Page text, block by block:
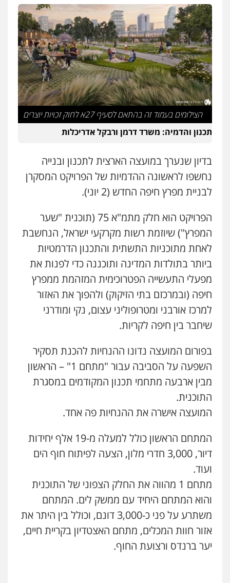
הצילומים בעמוד זה בהתאם לסעיף 27א לחוק זכויות יוצרים
תכנון והדמיה: משרד דרמן ורבקל אדריכלות
בדיון שנערך במועצה הארצית לתכנון ובנייה
נחשפו לראשונה ההדמיות של הפרויקט המסקרן
לבניית מפרץ חיפה החדש (2 יוני).
הפרויקט הוא חלק מתמ"א 75 (תוכנית "שער
המפרץ") שיוזמת רשות מקרקעי ישראל, הנחשבת
לאחת מתוכניות התשתית והתכנון הדרמטיות
ביותר בתולדות המדינה ותוכננה כדי לפנות את
מפעלי התעשייה הפטרוכימית המזהמת ממפרץ
חיפה (ובמרכזם בתי הזיקוק) ולהפוך את האזור
למרכז אורבני ומטרופוליני עצום, נקי ומודרני
שיחבר בין חיפה לקריות.
בפורום המועצה נדונו ההנחיות להכנת תסקיר
השפעה על הסביבה עבור "מתחם 1" – הראשון
מבין ארבעה מתחמי תכנון המקודמים במסגרת
התוכנית.
המועצה אישרה את ההנחיות פה אחד.
המתחם הראשון כולל למעלה מ-19 אלף יחידות
דיור, 3,000 חדרי מלון, הצעה לפיתוח חוף הים
ועוד.
מתחם 1 מהווה את החלק הצפוני של התוכנית
והוא המתחם היחיד עם ממשק לים. המתחם
משתרע על פני כ-3,000 דונם, וכולל בין היתר את
אזור חוות המכלים, מתחם האצטדיון בקריית חיים,
יער ברנדס ורצועת החוף.